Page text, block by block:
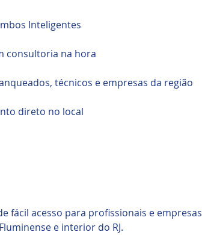
Inteligentes
consultoria na hora
técnicos e empresas da região
direto no local
fácil acesso para profissionais e empresas
e interior do RJ.